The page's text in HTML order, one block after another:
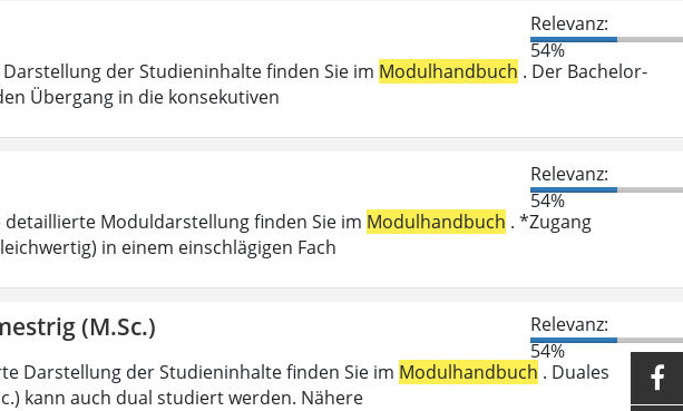
Relevanz:
54%
der Studieninhalte finden Sie im Modulhandbuch . Der Bachelor-
Übergang in die konsekutiven
Relevanz:
54%
Moduldarstellung finden Sie im Modulhandbuch . *Zugang
in einem einschlägigen Fach
(M.Sc.)
Relevanz:
54%
Darstellung der Studieninhalte finden Sie im Modulhandbuch . Duales
kann auch dual studiert werden. Nähere
